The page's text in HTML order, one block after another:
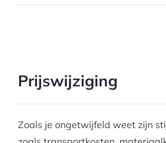
Prijswijziging
Zoals je ongetwijfeld weet zijn